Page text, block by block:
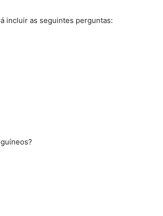
incluir as seguintes perguntas: